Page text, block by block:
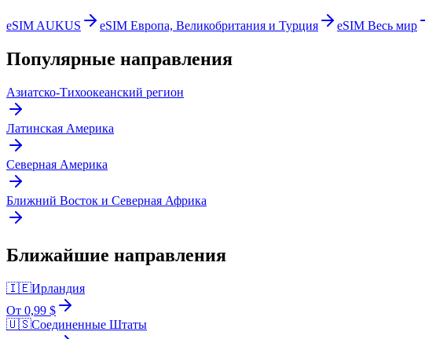
eSIM AUKUS eSIM Европа, Великобритания и Турция eSIM Весь мир
Популярные направления
Азиатско-Тихоокеанский регион
Латинская Америка
Северная Америка
Ближний Восток и Северная Африка
Ближайшие направления
🇮🇪Ирландия
От 0,99 $
🇺🇸Соединенные Штаты